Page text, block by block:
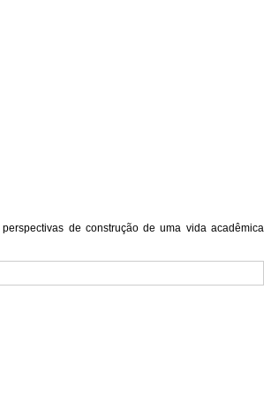
de construção de uma vida acadêmica